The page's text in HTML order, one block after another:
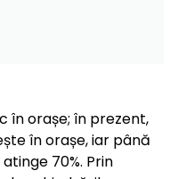
în orașe; în prezent,
în orașe, iar până
70%. Prin